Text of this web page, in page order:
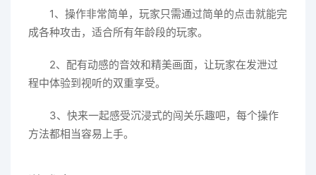
1、操作非常简单，玩家只需通过简单的点击就能完
成各种攻击，适合所有年龄段的玩家。
2、配有动感的音效和精美画面，让玩家在发泄过
程中体验到视听的双重享受。
3、快来一起感受沉浸式的闯关乐趣吧，每个操作
方法都相当容易上手。